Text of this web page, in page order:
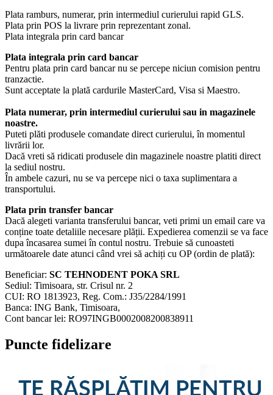
Plata ramburs, numerar, prin intermediul curierului rapid GLS.
Plata prin POS la livrare prin reprezentant zonal.
Plata integrala prin card bancar
Plata integrala prin card bancar
Pentru plata prin card bancar nu se percepe niciun comision pentru
tranzactie.
Sunt acceptate la plată cardurile MasterCard, Visa si Maestro.
Plata numerar, prin intermediul curierului sau in magazinele
noastre.
Puteti plăti produsele comandate direct curierului, în momentul
livrării lor.
Dacă vreti să ridicati produsele din magazinele noastre platiti direct
la sediul nostru.
În ambele cazuri, nu se va percepe nici o taxa suplimentara a
transportului.
Plata prin transfer bancar
Dacă alegeti varianta transferului bancar, veti primi un email care va
conține toate detaliile necesare plății. Expedierea comenzii se va face
dupa încasarea sumei în contul nostru. Trebuie să cunoasteti
următoarele date atunci când vrei să achiți cu OP (ordin de plată):
Beneficiar: SC TEHNODENT POKA SRL
Sediul: Timisoara, str. Crisul nr. 2
CUI: RO 1813923, Reg. Com.: J35/2284/1991
Banca: ING Bank, Timisoara,
Cont bancar lei: RO97INGB0002008200838911
Puncte fidelizare